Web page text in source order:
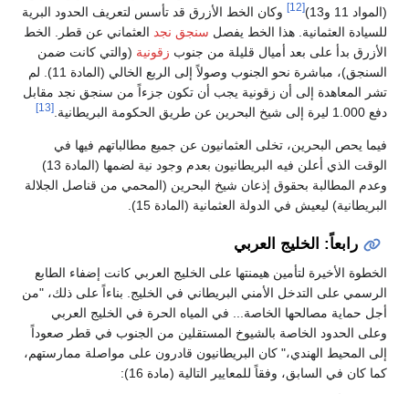
(المواد 11 و13)
[12]
وكان الخط الأزرق قد تأسس لتعريف الحدود البرية
للسيادة العثمانية. هذا الخط يفصل سنجق نجد العثماني عن قطر. الخط
الأزرق بدأ على بعد أميال قليلة من جنوب زقونية (والتي كانت ضمن
السنجق)، مباشرة نحو الجنوب وصولاً إلى الربع الخالي (المادة 11). لم
تشر المعاهدة إلى أن زقونية يجب أن تكون جزءاً من سنجق نجد مقابل
دفع 1.000 ليرة إلى شيخ البحرين عن طريق الحكومة البريطانية.
[13]
فيما يحص البحرين، تخلى العثمانيون عن جميع مطالباتهم فيها في
الوقت الذي أعلن فيه البريطانيون بعدم وجود نية لضمها (المادة 13)
وعدم المطالبة بحقوق إذعان شيخ البحرين (المحمي من قناصل الجلالة
البريطانية) ليعيش في الدولة العثمانية (المادة 15).
رابعاً: الخليج العربي
الخطوة الأخيرة لتأمين هيمنتها على الخليج العربي كانت إضفاء الطابع
الرسمي على التدخل الأمني البريطاني في الخليج. بناءاً على ذلك، "من
أجل حماية مصالحها الخاصة... في المياه الحرة في الخليج العربي
وعلى الحدود الخاصة بالشيوخ المستقلين من الجنوب في قطر صعوداً
إلى المحيط الهندي،" كان البريطانيون قادرون على مواصلة ممارستهم،
كما كان في السابق، وفقاً للمعايير التالية (مادة 16):